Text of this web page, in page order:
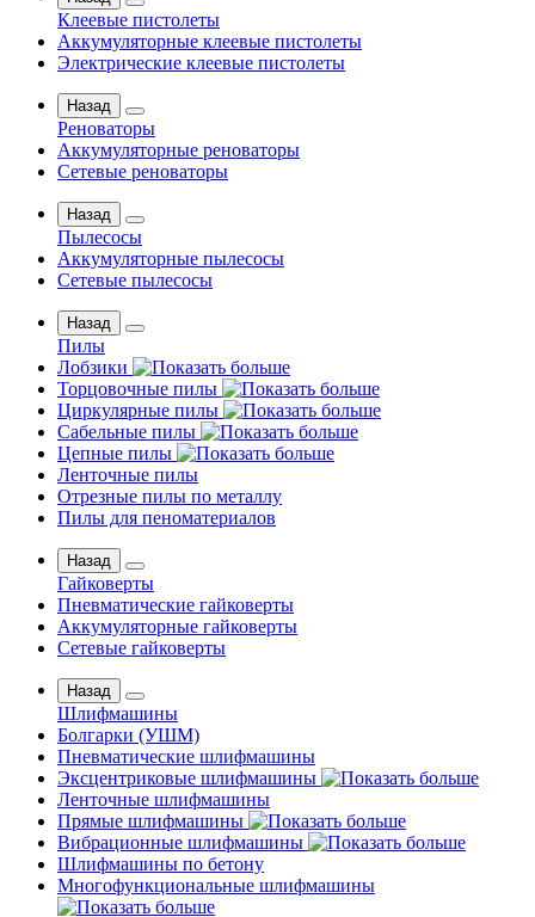
Клеевые пистолеты
Аккумуляторные клеевые пистолеты
Электрические клеевые пистолеты
Назад
Реноваторы
Аккумуляторные реноваторы
Сетевые реноваторы
Назад
Пылесосы
Аккумуляторные пылесосы
Сетевые пылесосы
Назад
Пилы
Лобзики
Торцовочные пилы
Циркулярные пилы
Сабельные пилы
Цепные пилы
Ленточные пилы
Отрезные пилы по металлу
Пилы для пеноматериалов
Назад
Гайковерты
Пневматические гайковерты
Аккумуляторные гайковерты
Сетевые гайковерты
Назад
Шлифмашины
Бoлгаpки (УШM)
Пневматические шлифмашины
Эксцентриковые шлифмашины
Ленточные шлифмашины
Прямые шлифмашины
Вибрационные шлифмашины
Шлифмашины по бетону
Многофункциональные шлифмашины